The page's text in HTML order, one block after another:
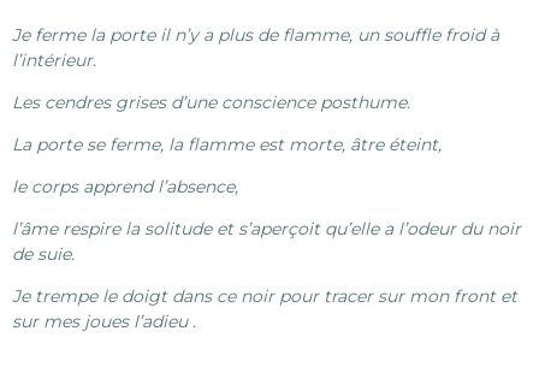
Je ferme la porte il n’y a plus de flamme, un souffle froid à
l’intérieur.
Les cendres grises d’une conscience posthume.
La porte se ferme, la flamme est morte, âtre éteint,
le corps apprend l’absence,
l’âme respire la solitude et s’aperçoit qu’elle a l’odeur du noir
de suie.
Je trempe le doigt dans ce noir pour tracer sur mon front et
sur mes joues l’adieu .